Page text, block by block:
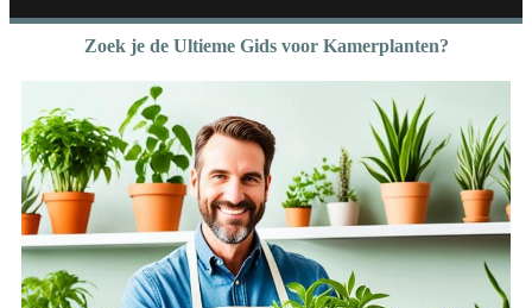
Zoek je de Ultieme Gids voor Kamerplanten?